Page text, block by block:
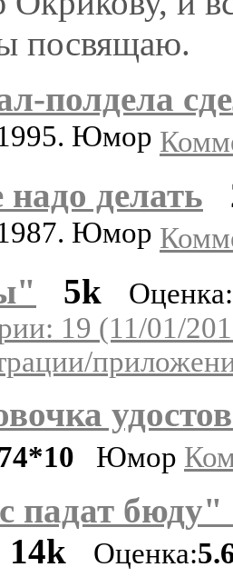
посвящаю.
полдела
Юмор
делать
Юмор
5k
Оценка:
19 (11/01/
Юмор
падат бюду"
14k Оценка: